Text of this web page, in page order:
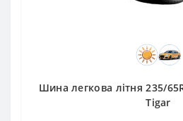
Шина легкова літня 235/
Tigar